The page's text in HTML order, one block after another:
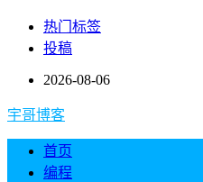
热门标签
投稿
2026-08-06
宇哥博客
首页
编程